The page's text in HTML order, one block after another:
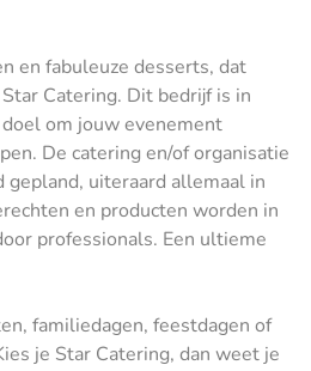
en fabuleuze desserts, dat
Catering. Dit bedrijf is in
om jouw evenement
De catering en/of organisatie
uiteraard allemaal in
en producten worden in
professionals. Een ultieme
familiedagen, feestdagen of
je Star Catering, dan weet je